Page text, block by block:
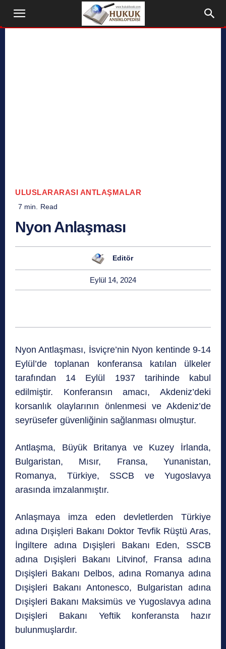
ULUSLARARASI ANTLAŞMALAR
7 min. Read
Nyon Anlaşması
Editör
Eylül 14, 2024
Nyon Antlaşması, İsviçre’nin Nyon kentinde 9-14
Eylül’de toplanan konferansa katılan ülkeler
tarafından 14 Eylül 1937 tarihinde kabul
edilmiştir. Konferansın amacı, Akdeniz’deki
korsanlık olaylarının önlenmesi ve Akdeniz’de
seyrüsefer güvenliğinin sağlanması olmuştur.
Antlaşma, Büyük Britanya ve Kuzey İrlanda,
Bulgaristan, Mısır, Fransa, Yunanistan,
Romanya, Türkiye, SSCB ve Yugoslavya
arasında imzalanmıştır.
Anlaşmaya imza eden devletlerden Türkiye
adına Dışişleri Bakanı Doktor Tevfik Rüştü Aras,
İngiltere adına Dışişleri Bakanı Eden, SSCB
adına Dışişleri Bakanı Litvinof, Fransa adına
Dışişleri Bakanı Delbos, adına Romanya adına
Dışişleri Bakanı Antonesco, Bulgaristan adına
Dışişleri Bakanı Maksimüs ve Yugoslavya adına
Dışişleri Bakanı Yeftik konferansta hazır
bulunmuşlardır.